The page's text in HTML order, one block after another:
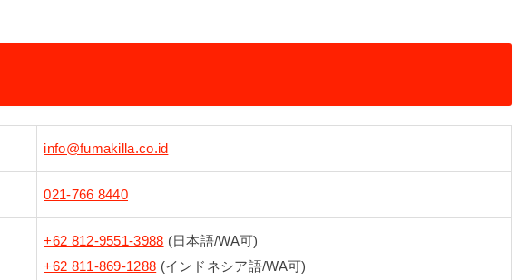
info@fumakilla.co.id
021-766 8440
+62 812-9551-3988 (日本語/WA可)
+62 811-869-1288 (インドネシア語/WA可)